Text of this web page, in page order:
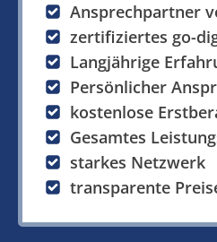
Ansprechpartner
zertifiziertes go-
Langjährige
Persönlicher
kostenlose
Gesamtes
starkes Netzwerk
transparente